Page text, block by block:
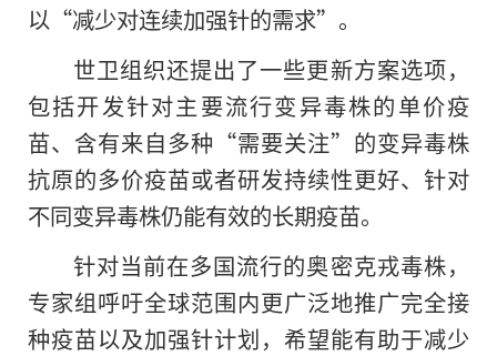
以“减少对连续加强针的需求”。
世卫组织还提出了一些更新方案选项，
包括开发针对主要流行变异毒株的单价疫
苗、含有来自多种“需要关注”的变异毒株
抗原的多价疫苗或者研发持续性更好、针对
不同变异毒株仍能有效的长期疫苗。
针对当前在多国流行的奥密克戎毒株，
专家组呼吁全球范围内更广泛地推广完全接
种疫苗以及加强针计划，希望能有助于减少